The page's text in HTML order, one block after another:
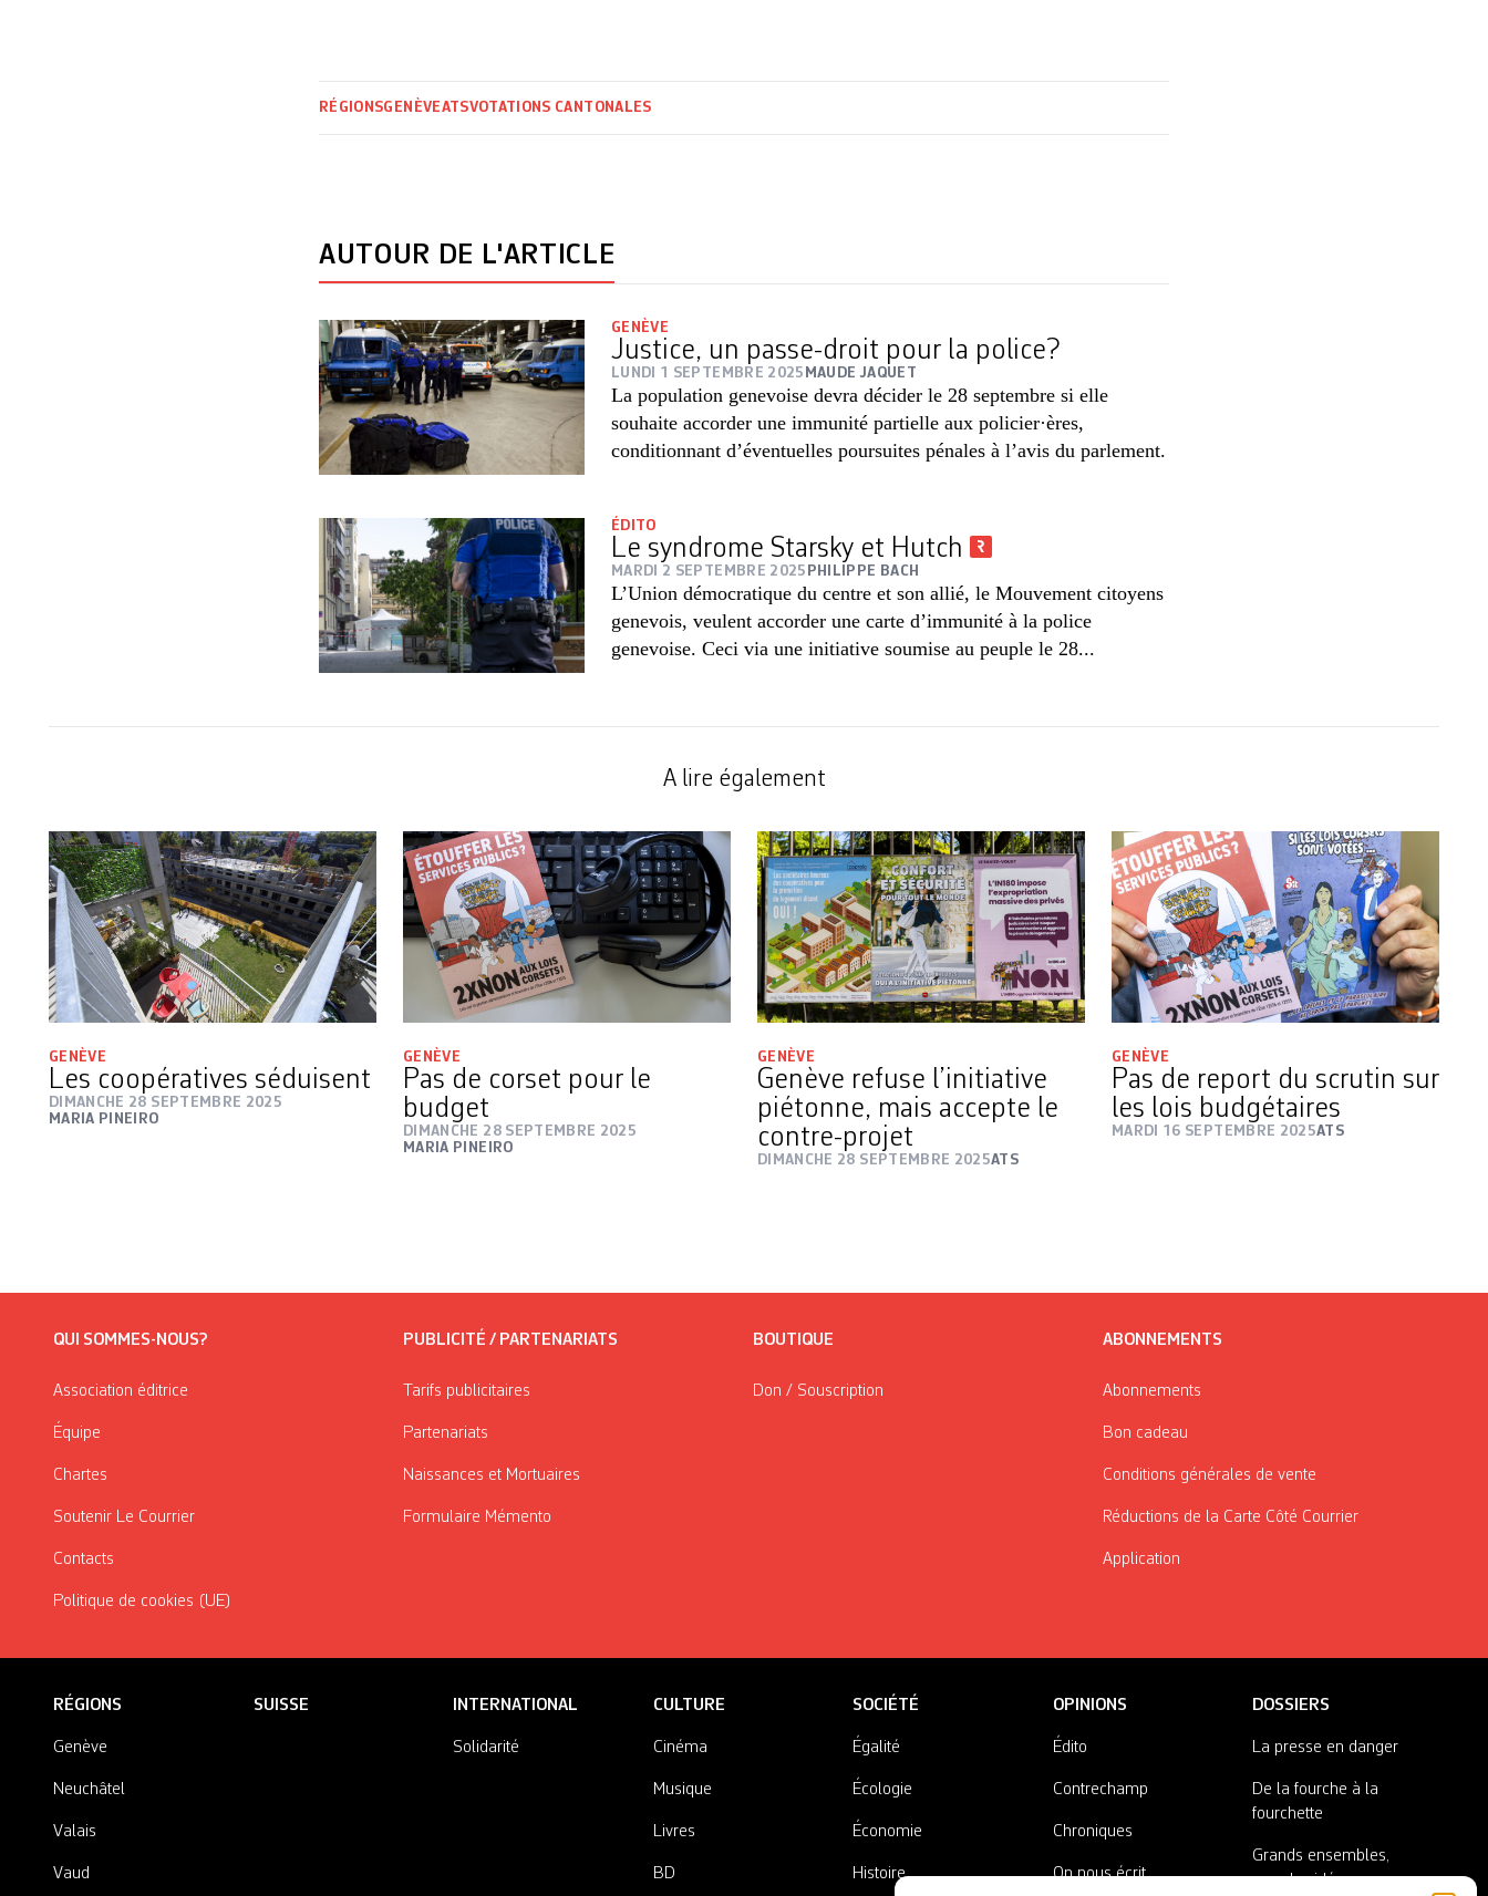
RÉGIONSGENÈVEATSVOTATIONS CANTONALES
AUTOUR DE L'ARTICLE
GENÈVE
Justice, un passe-droit pour la police?
LUNDI 1 SEPTEMBRE 2025 MAUDE JAQUET
La population genevoise devra décider le 28 septembre si elle
souhaite accorder une immunité partielle aux policier·ères,
conditionnant d’éventuelles poursuites pénales à l’avis du parlement.
ÉDITO
Le syndrome Starsky et Hutch
MARDI 2 SEPTEMBRE 2025 PHILIPPE BACH
L’Union démocratique du centre et son allié, le Mouvement citoyens
genevois, veulent accorder une carte d’immunité à la police
genevoise. Ceci via une initiative soumise au peuple le 28...
A lire également
GENÈVE
Les coopératives séduisent
DIMANCHE 28 SEPTEMBRE 2025
MARIA PINEIRO
GENÈVE
Pas de corset pour le
budget
DIMANCHE 28 SEPTEMBRE 2025
MARIA PINEIRO
GENÈVE
Genève refuse l’initiative
piétonne, mais accepte le
contre-projet
DIMANCHE 28 SEPTEMBRE 2025ATS
GENÈVE
Pas de report du scrutin sur
les lois budgétaires
MARDI 16 SEPTEMBRE 2025ATS
QUI SOMMES-NOUS?
Association éditrice
Équipe
Chartes
Soutenir Le Courrier
Contacts
Politique de cookies (UE)
PUBLICITÉ / PARTENARIATS
Tarifs publicitaires
Partenariats
Naissances et Mortuaires
Formulaire Mémento
BOUTIQUE
Don / Souscription
ABONNEMENTS
Abonnements
Bon cadeau
Conditions générales de vente
Réductions de la Carte Côté Courrier
Application
RÉGIONS
Genève
Neuchâtel
Valais
Vaud
SUISSE INTERNATIONAL
Solidarité
CULTURE
Cinéma
Musique
Livres
BD
SOCIÉTÉ
Égalité
Écologie
Économie
Histoire
OPINIONS
Édito
Contrechamp
Chroniques
On nous écrit
DOSSIERS
La presse en danger
De la fourche à la
fourchette
Grands ensembles,
grandes idées